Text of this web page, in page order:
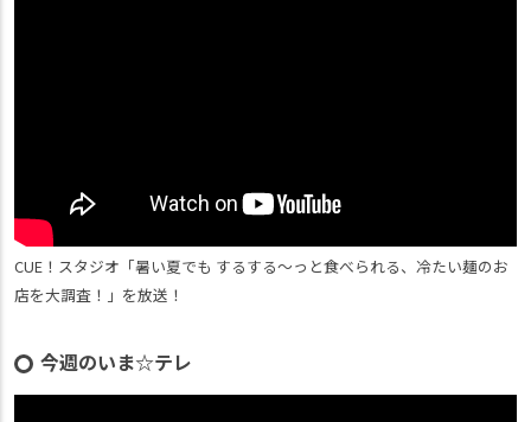
CUE！スタジオ「暑い夏でも するする～っと食べられる、冷たい麺のお
店を大調査！」を放送！
今週のいま☆テレ